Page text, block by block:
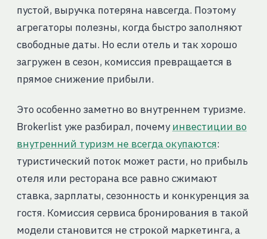
пустой, выручка потеряна навсегда. Поэтому
агрегаторы полезны, когда быстро заполняют
свободные даты. Но если отель и так хорошо
загружен в сезон, комиссия превращается в
прямое снижение прибыли.
Это особенно заметно во внутреннем туризме.
Brokerlist уже разбирал, почемуинвестиции во
внутренний туризм не всегда окупаются:
туристический поток может расти, но прибыль
отеля или ресторана все равно сжимают
ставка, зарплаты, сезонность и конкуренция за
гостя. Комиссия сервиса бронирования в такой
модели становится не строкой маркетинга, а